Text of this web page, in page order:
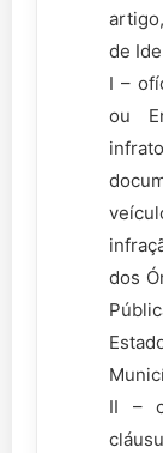
de
I –
ou
dos
II –